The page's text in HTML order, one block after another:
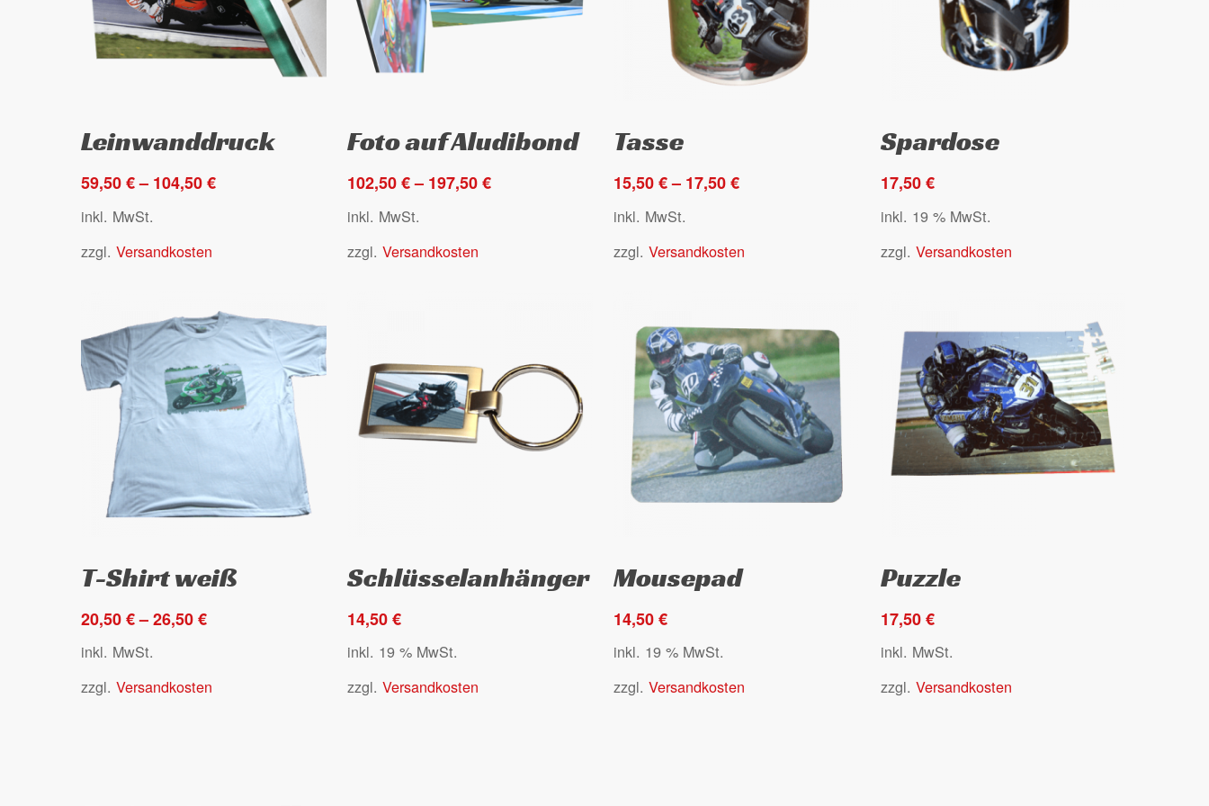
Go to shop
Produkt
mehrere
Varianten
Die
auf
der
Produktseite
gewählt
werden
Leinwanddruck
59,50€– 104,50€
inkl. MwSt.
zzgl.Versandkosten
Produkt
mehrere
Varianten
Die
der
Produktseite
gewählt
werden
Foto auf Aludibond
102,50€– 197,50€
inkl. MwSt.
zzgl.Versandkosten
Produkt
mehrere
Varianten
Die
auf
der
Produktseite
gewählt
werden
Tasse
15,50€– 17,50€
inkl. MwSt.
zzgl.Versandkosten
Spardose
17,50€
inkl. 19 % MwSt.
zzgl. Versandkosten
Produkt
mehrere
Varianten
Die
T-Shirt weiß
20,50€–26,50€
inkl. MwSt.
zzgl.Versandkosten
Schlüsselanhänger
14,50€
inkl. 19 % MwSt.
zzgl.Versandkosten
Mousepad
14,50€
inkl. 19 % MwSt.
zzgl.Versandkosten
Produkt
mehrere
Varianten
Die
Puzzle
17,50€
inkl. MwSt.
zzgl. Versandkosten